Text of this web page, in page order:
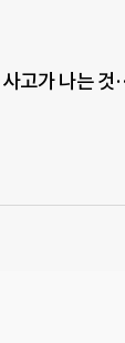
고가 나는